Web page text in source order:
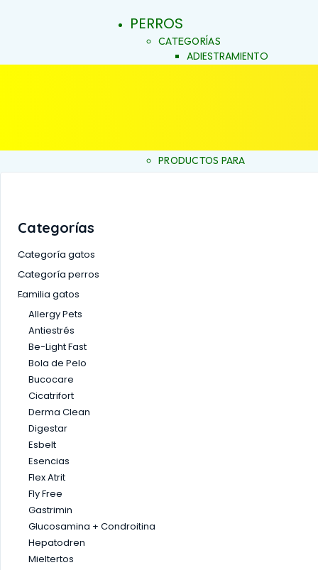
PERROS
CATEGORÍAS
ADIESTRAMIENTO
PRODUCTOS PARA
ALERGIAS
Categorías
Categoría gatos
Categoría perros
Familia gatos
Allergy Pets
Antiestrés
Be-Light Fast
Bola de Pelo
Bucocare
Cicatrifort
Derma Clean
Digestar
Esbelt
Esencias
Flex Atrit
Fly Free
Gastrimin
Glucosamina + Condroitina
Hepatodren
Mieltertos